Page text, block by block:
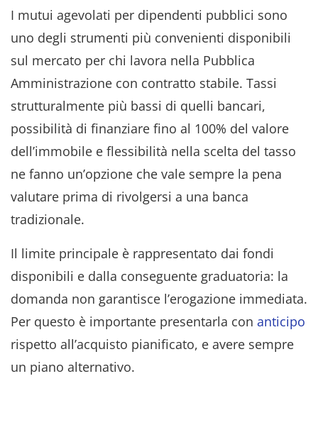
I mutui agevolati per dipendenti pubblici sono
uno degli strumenti più convenienti disponibili
sul mercato per chi lavora nella Pubblica
Amministrazione con contratto stabile. Tassi
strutturalmente più bassi di quelli bancari,
possibilità di finanziare fino al 100% del valore
dell’immobile e flessibilità nella scelta del tasso
ne fanno un’opzione che vale sempre la pena
valutare prima di rivolgersi a una banca
tradizionale.
Il limite principale è rappresentato dai fondi
disponibili e dalla conseguente graduatoria: la
domanda non garantisce l’erogazione immediata.
Per questo è importante presentarla con anticipo
rispetto all’acquisto pianificato, e avere sempre
un piano alternativo.